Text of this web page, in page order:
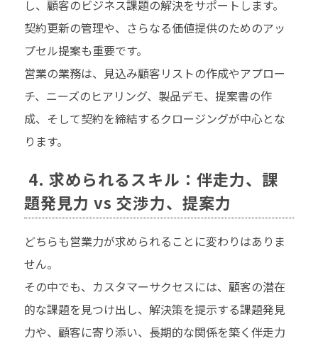
し、顧客のビジネス課題の解決をサポートします。
契約更新の管理や、さらなる価値提供のためのアッ
プセル提案も重要です。
営業の業務は、見込み顧客リストの作成やアプロー
チ、ニーズのヒアリング、製品デモ、提案書の作
成、そして契約を締結するクロージングが中心とな
ります。
4. 求められるスキル：伴走力、課
題発見力 vs 交渉力、提案力
どちらも営業力が求められることに変わりはありま
せん。
その中でも、カスタマーサクセスには、顧客の潜在
的な課題を見つけ出し、解決策を提示する課題発見
力や、顧客に寄り添い、長期的な関係を築く伴走力